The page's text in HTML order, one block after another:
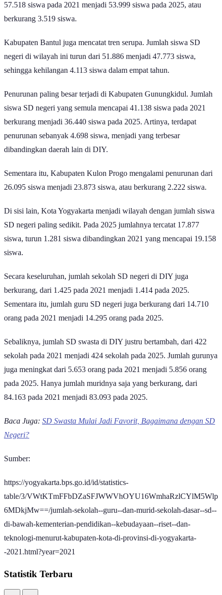
57.518 siswa pada 2021 menjadi 53.999 siswa pada 2025, atau
berkurang 3.519 siswa.
Kabupaten Bantul juga mencatat tren serupa. Jumlah siswa SD
negeri di wilayah ini turun dari 51.886 menjadi 47.773 siswa,
sehingga kehilangan 4.113 siswa dalam empat tahun.
Penurunan paling besar terjadi di Kabupaten Gunungkidul. Jumlah
siswa SD negeri yang semula mencapai 41.138 siswa pada 2021
berkurang menjadi 36.440 siswa pada 2025. Artinya, terdapat
penurunan sebanyak 4.698 siswa, menjadi yang terbesar
dibandingkan daerah lain di DIY.
Sementara itu, Kabupaten Kulon Progo mengalami penurunan dari
26.095 siswa menjadi 23.873 siswa, atau berkurang 2.222 siswa.
Di sisi lain, Kota Yogyakarta menjadi wilayah dengan jumlah siswa
SD negeri paling sedikit. Pada 2025 jumlahnya tercatat 17.877
siswa, turun 1.281 siswa dibandingkan 2021 yang mencapai 19.158
siswa.
Secara keseluruhan, jumlah sekolah SD negeri di DIY juga
berkurang, dari 1.425 pada 2021 menjadi 1.414 pada 2025.
Sementara itu, jumlah guru SD negeri juga berkurang dari 14.710
orang pada 2021 menjadi 14.295 orang pada 2025.
Sebaliknya, jumlah SD swasta di DIY justru bertambah, dari 422
sekolah pada 2021 menjadi 424 sekolah pada 2025. Jumlah gurunya
juga meningkat dari 5.653 orang pada 2021 menjadi 5.856 orang
pada 2025. Hanya jumlah muridnya saja yang berkurang, dari
84.163 pada 2021 menjadi 83.093 pada 2025.
Baca Juga: SD Swasta Mulai Jadi Favorit, Bagaimana dengan SD
Negeri?
Sumber:
https://yogyakarta.bps.go.id/id/statistics-
table/3/VWtKTmFFbDZaSFJWWVhOYU16WmhaRzlCYlM5Wlp
6MDkjMw==/jumlah-sekolah--guru--dan-murid-sekolah-dasar--sd--
di-bawah-kementerian-pendidikan--kebudayaan--riset--dan-
teknologi-menurut-kabupaten-kota-di-provinsi-di-yogyakarta-
-2021.html?year=2021
Statistik Terbaru